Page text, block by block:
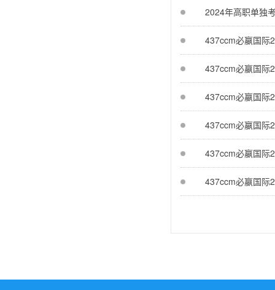
2024年高职单独
437ccm必嬴国际
437ccm必嬴国际
437ccm必嬴国际
437ccm必嬴国际
437ccm必嬴国际
437ccm必嬴国际